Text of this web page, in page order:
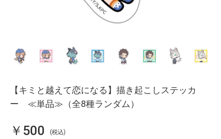
【キミと越えて恋になる】描き起こしステッカ
ー ≪単品≫（全8種ランダム）
￥500 (税込)